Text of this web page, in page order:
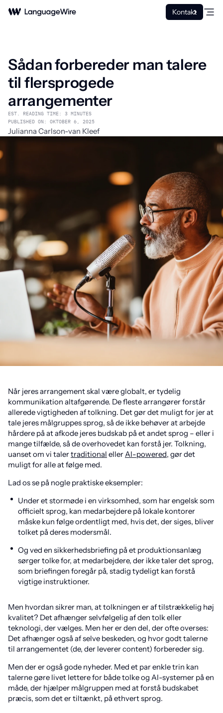
Kontakt
Sådan forbereder man talere
til flersprogede
arrangementer
EST. READING TIME: 3 MINUTES
PUBLISHED ON: OKTOBER 6, 2025
Julianna Carlson-van Kleef
Når jeres arrangement skal være globalt, er tydelig
kommunikation altafgørende. De fleste arrangører forstår
allerede vigtigheden af tolkning. Det gør det muligt for jer at
tale jeres målgruppes sprog, så de ikke behøver at arbejde
hårdere på at afkode jeres budskab på et andet sprog – eller i
mange tilfælde, så de overhovedet kan forstå jer. Tolkning,
uanset om vi talertraditional ellerAI-powered, gør det
muligt for alle at følge med.
Lad os se på nogle praktiske eksempler:
Under et stormøde i en virksomhed, som har engelsk som
officielt sprog, kan medarbejdere på lokale kontorer
måske kun følge ordentligt med, hvis det, der siges, bliver
tolket på deres modersmål.
Og ved en sikkerhedsbriefing på et produktionsanlæg
sørger tolke for, at medarbejdere, der ikke taler det sprog,
som briefingen foregår på, stadig tydeligt kan forstå
vigtige instruktioner.
Men hvordan sikrer man, at tolkningen er af tilstrækkelig høj
kvalitet? Det afhænger selvfølgelig af den tolk eller
teknologi, der vælges. Men her er den del, der ofte overses:
Det afhænger også af selve beskeden, og hvor godt talerne
til arrangementet (de, der leverer content) forbereder sig.
Men der er også gode nyheder. Med et par enkle trin kan
talerne gøre livet lettere for både tolke og AI-systemer på en
måde, der hjælper målgruppen med at forstå budskabet
præcis, som det er tiltænkt, på ethvert sprog.